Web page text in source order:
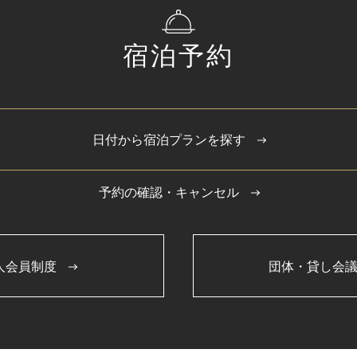
宿泊予約
日付から宿泊プランを探す
予約の確認・キャンセル
会員制度 団体・貸し会